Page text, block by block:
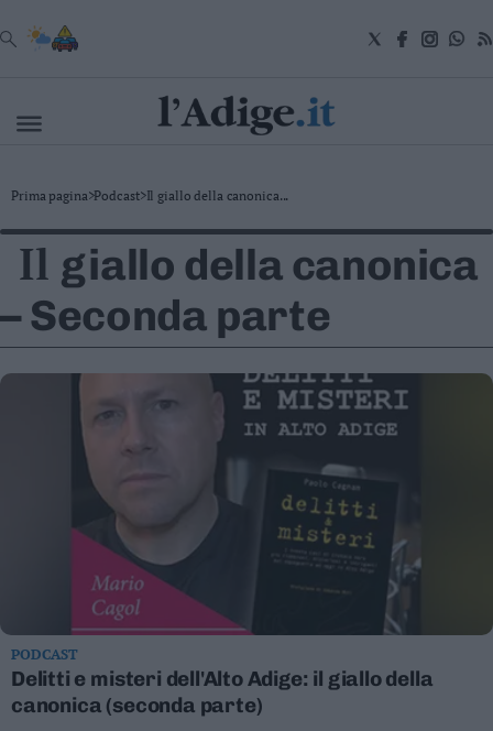
VAI
Attualità
Economia
Cultura
e
Spettacoli
Salute
e
Pergine
Riva
–
Prima pagina>Podcast>Il giallo della canonica...
Il giallo della canonica
– Seconda parte
PODCAST
Delitti e misteri dell'Alto Adige: il giallo della
canonica (seconda parte)